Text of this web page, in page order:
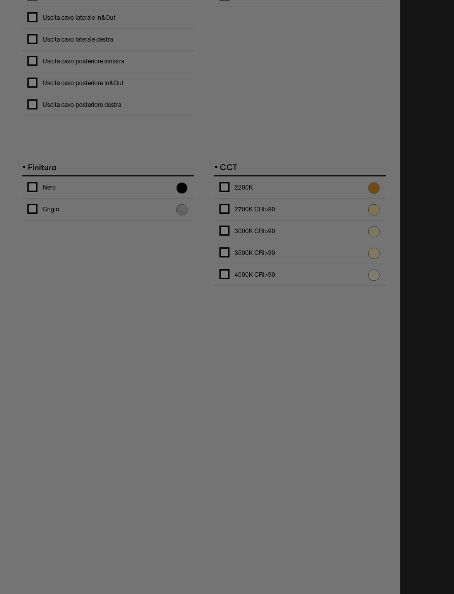
Uscita cavo laterale In&Out
Uscita cavo laterale destra
Uscita cavo posteriore sinistra
Uscita cavo posteriore In&Out
Uscita cavo posteriore destra
• Finitura
Nero
Grigio
• CCT
2200K
2700K CRI>90
3000K CRI>90
3500K CRI>90
4000K CRI>90